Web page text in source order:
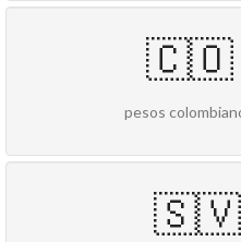
🇨🇴
pesos
🇸🇻